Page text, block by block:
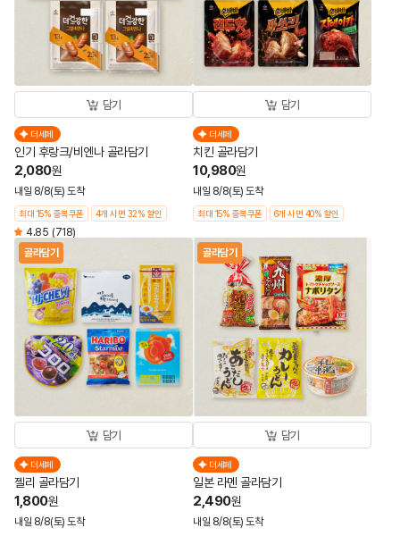
담기
더세페
인기 후랑크/비엔나 골라담기
2,080원
내일 8/8(토) 도착
최대 15% 중복쿠폰 4개 사면 32% 할인
4.85 (718)
담기
더세페
치킨 골라담기
10,980원
내일 8/8(토) 도착
최대 15% 중복쿠폰 6개 사면 40% 할인
골라담기
담기
더세페
젤리 골라담기
1,800원
내일 8/8(토) 도착
골라담기
담기
더세페
일본 라멘 골라담기
2,490원
내일 8/8(토) 도착